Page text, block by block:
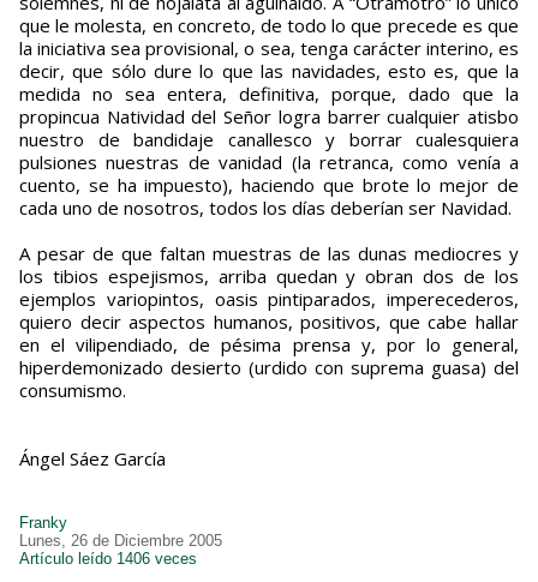
que le molesta, en concreto, de todo lo que precede es que
la iniciativa sea provisional, o sea, tenga carácter interino, es
decir, que sólo dure lo que las navidades, esto es, que la
medida no sea entera, definitiva, porque, dado que la
propincua Natividad del Señor logra barrer cualquier atisbo
nuestro de bandidaje canallesco y borrar cualesquiera
pulsiones nuestras de vanidad (la retranca, como venía a
cuento, se ha impuesto), haciendo que brote lo mejor de
cada uno de nosotros, todos los días deberían ser Navidad.
A pesar de que faltan muestras de las dunas mediocres y
los tibios espejismos, arriba quedan y obran dos de los
ejemplos variopintos, oasis pintiparados, imperecederos,
quiero decir aspectos humanos, positivos, que cabe hallar
en el vilipendiado, de pésima prensa y, por lo general,
hiperdemonizado desierto (urdido con suprema guasa) del
consumismo.
Ángel Sáez García
Franky
Lunes, 26 de Diciembre 2005
Artículo leído 1406 veces